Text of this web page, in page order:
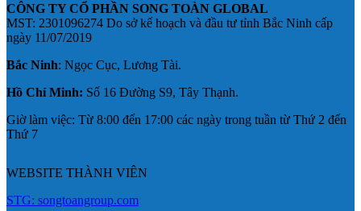
CÔNG TY CỔ PHẦN SONG TOÀN GLOBAL
MST: 2301096274 Do sở kế hoạch và đầu tư tỉnh Bắc Ninh cấp
ngày 11/07/2019
Bắc Ninh: Ngọc Cục, Lương Tài.
Hồ Chí Minh: Số 16 Đường S9, Tây Thạnh.
Giờ làm việc: Từ 8:00 đến 17:00 các ngày trong tuần từ Thứ 2 đến
Thứ 7
WEBSITE THÀNH VIÊN
STG: songtoangroup.com